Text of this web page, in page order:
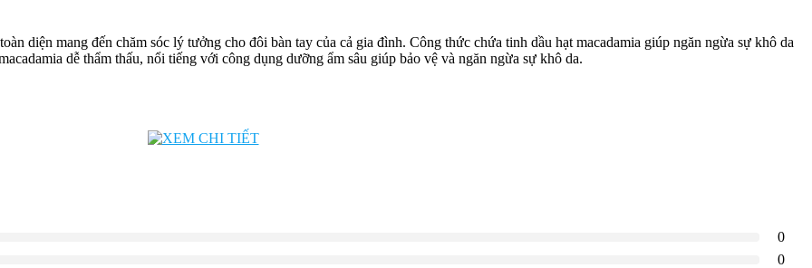
diện mang đến chăm sóc lý tưởng cho đôi bàn tay của cả gia đình. Công thức chứa tinh dầu hạt macadamia giúp ngăn ngừa sự khô da
dễ thẩm thấu, nổi tiếng với công dụng dưỡng ẩm sâu giúp bảo vệ và ngăn ngừa sự khô da.
0
0